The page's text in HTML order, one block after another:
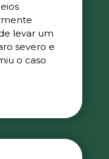
levar um
severo e
o caso